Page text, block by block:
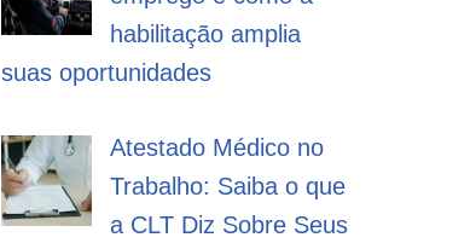
habilitação amplia
suas oportunidades
Atestado Médico no
Trabalho: Saiba o que
a CLT Diz Sobre Seus